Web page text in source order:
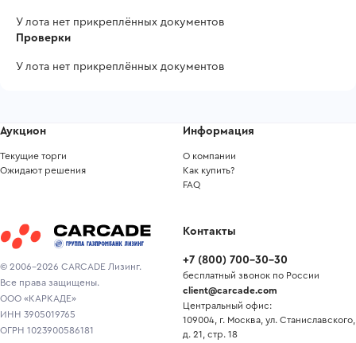
У лота нет прикреплённых документов
Проверки
У лота нет прикреплённых документов
© 2006-2026 CARCADE Лизинг.
Все права защищены.
ООО «КАРКАДЕ»
ИНН 3905019765
ОГРН 1023900586181
Аукцион
Текущие торги
Ожидают решения
Информация
О компании
Как купить?
FAQ
Контакты
+7 (800) 700-30-30
бесплатный звонок по России
client@carcade.com
Центральный офис:
109004, г. Москва, ул. Станиславского,
д. 21, стр. 18